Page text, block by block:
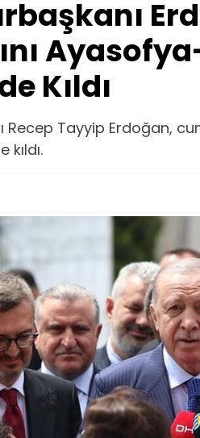
Kıldı
Recep Tayyip Erdoğan,